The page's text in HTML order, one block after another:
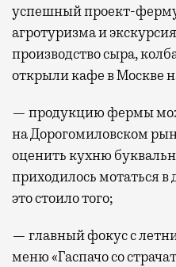
успешный проект-
агротуризма и
производство сыра,
открыли кафе в Москве
— продукцию фермы
на Дорогомиловском
оценить кухню
приходилось мотаться в
это стоило того;
— главный фокус с
меню «Гаспачо со